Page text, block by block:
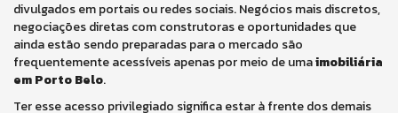
divulgados em portais ou redes sociais. Negócios mais discretos,
negociações diretas com construtoras e oportunidades que
ainda estão sendo preparadas para o mercado são
frequentemente acessíveis apenas por meio de umaimobiliária
em Porto Belo.
Ter esse acesso privilegiado significa estar à frente dos demais